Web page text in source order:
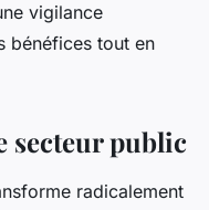
vigilance
bénéfices tout en
secteur public
radicalement